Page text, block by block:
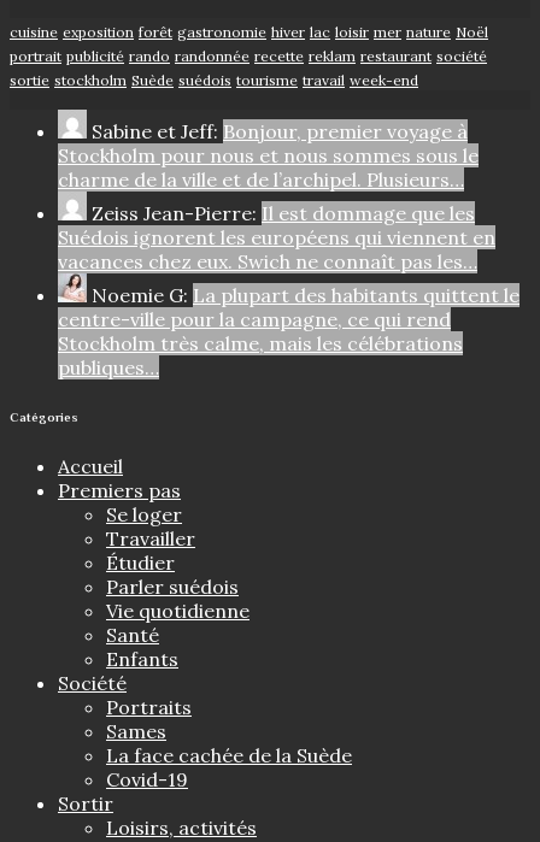
cuisine exposition forêt gastronomie hiver lac loisir mer nature Noël
portrait publicité rando randonnée recette reklam restaurant société
sortie stockholm Suède suédois tourisme travail week-end
Sabine et Jeff: Bonjour, premier voyage à
Stockholm pour nous et nous sommes sous le
charme de la ville et de l’archipel. Plusieurs…
Zeiss Jean-Pierre: Il est dommage que les
Suédois ignorent les européens qui viennent en
vacances chez eux. Swich ne connaît pas les…
Noemie G: La plupart des habitants quittent le
centre-ville pour la campagne, ce qui rend
Stockholm très calme, mais les célébrations
publiques…
Catégories
Accueil
Premiers pas
Se loger
Travailler
Étudier
Parler suédois
Vie quotidienne
Santé
Enfants
Société
Portraits
Sames
La face cachée de la Suède
Covid-19
Sortir
Loisirs, activités